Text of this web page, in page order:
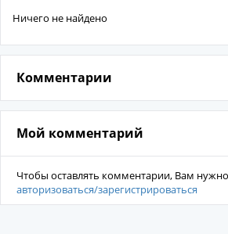
Ничего не найдено
Комментарии
Мой комментарий
Чтобы оставлять комментарии, Вам нужно
авторизоваться/зарегистрироваться